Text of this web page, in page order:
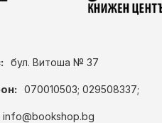
бул. Витоша № 37
070010503; 029508337;
info@bookshop.bg